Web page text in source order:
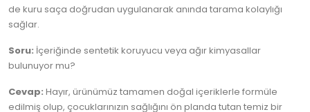
de kuru saça doğrudan uygulanarak anında tarama kolaylığı
sağlar.
Soru: İçeriğinde sentetik koruyucu veya ağır kimyasallar
bulunuyor mu?
Cevap: Hayır, ürünümüz tamamen doğal içeriklerle formüle
edilmiş olup, çocuklarınızın sağlığını ön planda tutan temiz bir